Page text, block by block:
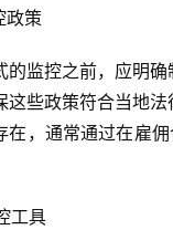
政策
的监控之前，应明
这些政策符合当地
在，通常通过在雇
工具